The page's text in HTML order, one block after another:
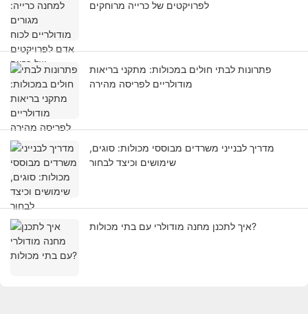
לפרויקטים של כרייה מרוחקים
פתרונות לבתי חולים במכולות: מתקני בריאות
מודולריים לפריסה מהירה
מדריך לבנייני משרדים מבוססי מכולות: סוגים,
שימושים וכיצד לבחור
איך לתכנן מחנה מודולרי עם בתי מכולות?